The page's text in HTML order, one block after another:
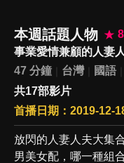
本週話題人物
8
事業愛情兼顧的人妻
47 分鐘
台灣 國語
共17部影片
首播日期：2019-12-
放閃的人妻人夫大集
男美女配，哪一種組